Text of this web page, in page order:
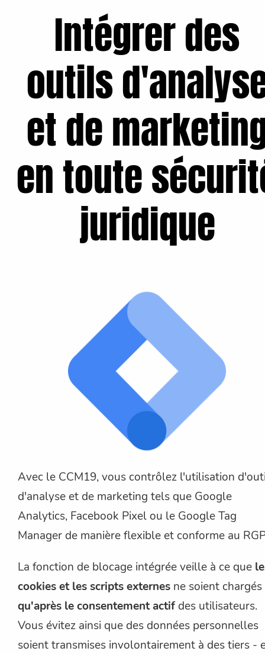
Intégrer des
outils
et de
en toute
juridique
Avec le CCM19, vous contrôlez l'utilisation
d'analyse et de marketing tels que Google
Analytics, Facebook Pixel ou le Google Tag
Manager de manière flexible et conforme au
La fonction de blocage intégrée veille à ce que
cookies et les scripts externes ne soient chargés
qu'après le consentement actifdes utilisateurs.
Vous évitez ainsi que des données personnelles
soient transmises involontairement à des tiers -